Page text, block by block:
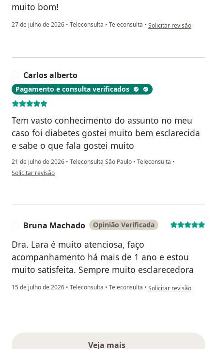
muito bom!
27 de julho de 2026 • Teleconsulta • Teleconsulta • na opinião do utilizador
Solicitar revisão
Carlos alberto
Pagamento e consulta verificados
Tem vasto conhecimento do assunto no meu
caso foi diabetes gostei muito bem esclarecida
e sabe o que fala gostei muito
21 de julho de 2026 • Teleconsulta São Paulo • Teleconsulta •
na opinião do utilizador Carlos alberto
Solicitar revisão
Bruna Machado Opinião Verificada
Dra. Lara é muito atenciosa, faço
acompanhamento há mais de 1 ano e estou
muito satisfeita. Sempre muito esclarecedora
15 de julho de 2026 • Teleconsulta • Teleconsulta • na opinião do utilizador
Solicitar revisão
Veja mais